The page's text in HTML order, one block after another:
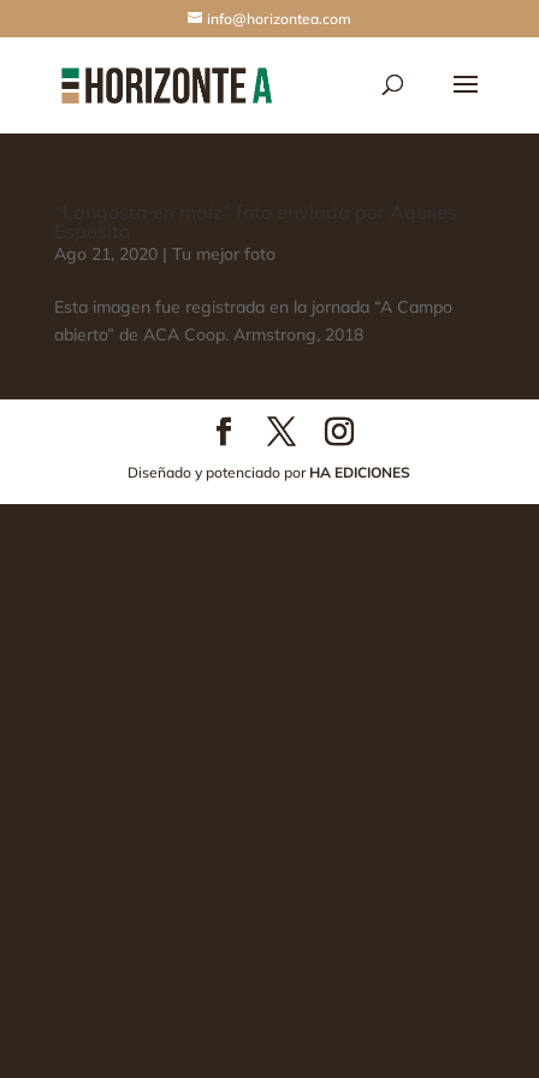
info@horizontea.com
Ago 21, 2020| Tu mejor foto
Esta imagen fue registrada en la jornada “A Campo
abierto” de ACA Coop. Armstrong, 2018
Diseñado y potenciado por HA EDICIONES